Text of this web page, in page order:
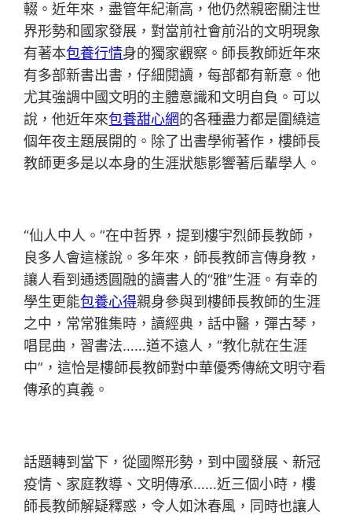
輟。近年來，盡管年紀漸高，他仍然親密關注世
界形勢和國家發展，對當前社會前沿的文明現象
有著本包養行情身的獨家觀察。師長教師近年來
有多部新書出書，仔細閱讀，每部都有新意。他
尤其強調中國文明的主體意識和文明自負。可以
說，他近年來包養甜心網的各種盡力都是圍繞這
個年夜主題展開的。除了出書學術著作，樓師長
教師更多是以本身的生涯狀態影響著后輩學人。
“仙人中人。”在中哲界，提到樓宇烈師長教師，
良多人會這樣說。多年來，師長教師言傳身教，
讓人看到通透圓融的讀書人的“雅”生涯。有幸的
學生更能包養心得親身參與到樓師長教師的生涯
之中，常常雅集時，讀經典，話中醫，彈古琴，
唱昆曲，習書法……道不遠人，“教化就在生涯
中”，這恰是樓師長教師對中華優秀傳統文明守看
傳承的真義。
話題轉到當下，從國際形勢，到中國發展、新冠
疫情、家庭教導、文明傳承……近三個小時，樓
師長教師解疑釋惑，令人如沐春風，同時也讓人